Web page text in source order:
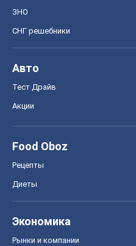
ЗНО
СНГ решебники
Авто
Тест Драйв
Акции
Food Oboz
Рецепты
Диеты
Экономика
Рынки и компании